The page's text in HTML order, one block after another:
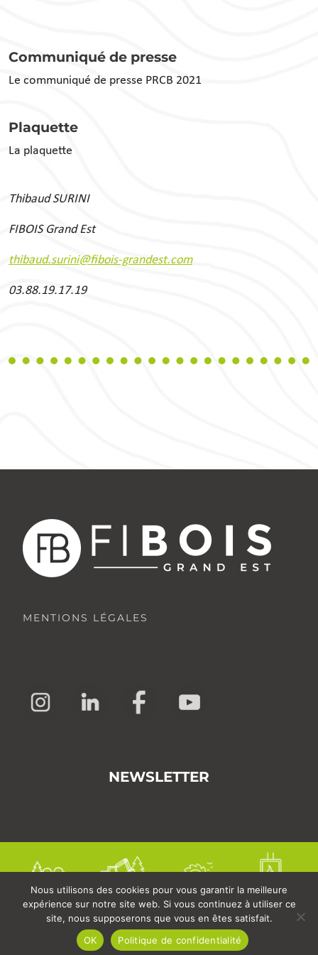
Communiqué de presse
Le communiqué de presse PRCB 2021
Plaquette
La plaquette
Thibaud SURINI
FIBOIS Grand Est
thibaud.surini@fibois-grandest.com
03.88.19.17.19
MENTIONS LÉGALES
NEWSLETTER
Nous utilisons des cookies pour vous garantir la meilleure
expérience sur notre site web. Si vous continuez à utiliser ce
site, nous supposerons que vous en êtes satisfait.
OK
Politique de confidentialité